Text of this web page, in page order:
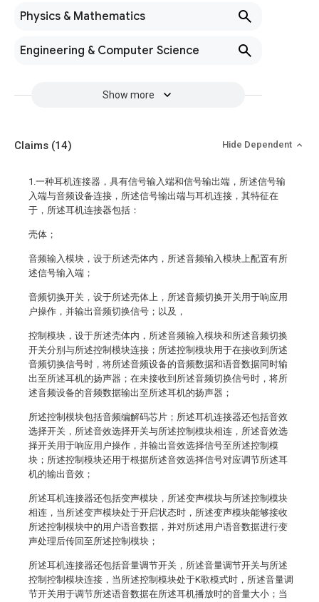
Physics & Mathematics
Engineering & Computer Science
Show more
Claims (14) Hide Dependent
1.一种耳机连接器，具有信号输入端和信号输出端，所述信号输
入端与音频设备连接，所述信号输出端与耳机连接，其特征在
于，所述耳机连接器包括：
壳体；
音频输入模块，设于所述壳体内，所述音频输入模块上配置有所
述信号输入端；
音频切换开关，设于所述壳体上，所述音频切换开关用于响应用
户操作，并输出音频切换信号；以及，
控制模块，设于所述壳体内，所述音频输入模块和所述音频切换
开关分别与所述控制模块连接；所述控制模块用于在接收到所述
音频切换信号时，将所述音频设备的音频数据和语音数据同时输
出至所述耳机的扬声器；在未接收到所述音频切换信号时，将所
述音频设备的音频数据输出至所述耳机的扬声器；
所述控制模块包括音频编解码芯片；所述耳机连接器还包括音效
选择开关，所述音效选择开关与所述控制模块相连，所述音效选
择开关用于响应用户操作，并输出音效选择信号至所述控制模
块；所述控制模块还用于根据所述音效选择信号对应调节所述耳
机的输出音效；
所述耳机连接器还包括变声模块，所述变声模块与所述控制模块
相连，当所述变声模块处于开启状态时，所述变声模块能够接收
所述控制模块中的用户语音数据，并对所述用户语音数据进行变
声处理后传回至所述控制模块；
所述耳机连接器还包括音量调节开关，所述音量调节开关与所述
控制控制模块连接，当所述控制模块处于K歌模式时，所述音量调
节开关用于调节所述语音数据在所述耳机播放时的音量大小；当